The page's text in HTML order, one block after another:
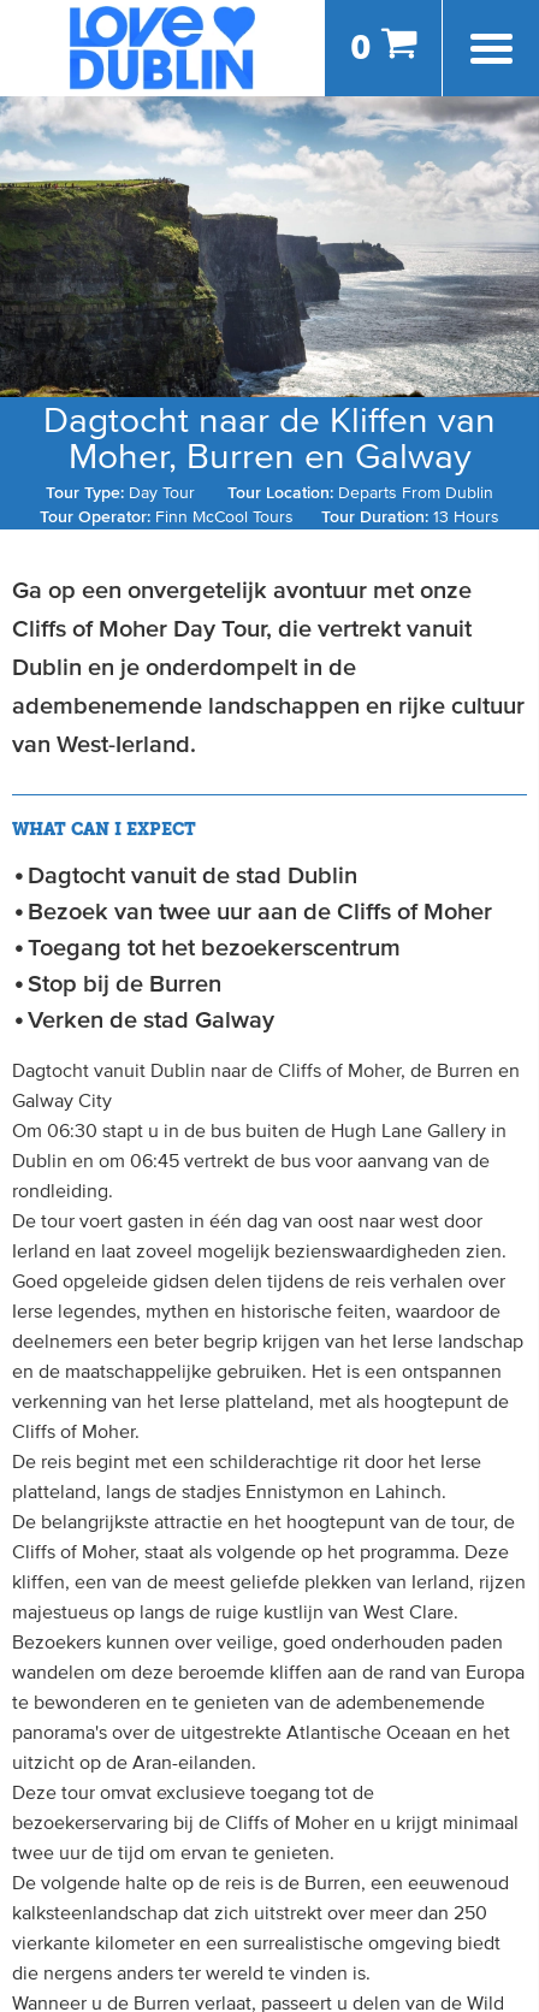
0
Dagtocht naar de Kliffen van
Moher, Burren en Galway
Tour Type: Day Tour Tour Location: Departs From Dublin
Tour Operator: Finn McCool Tours Tour Duration: 13 Hours
Ga op een onvergetelijk avontuur met onze
Cliffs of Moher Day Tour, die vertrekt vanuit
Dublin en je onderdompelt in de
adembenemende landschappen en rijke cultuur
van West-Ierland.
WHAT CAN I EXPECT
Dagtocht vanuit de stad Dublin
Bezoek van twee uur aan de Cliffs of Moher
Toegang tot het bezoekerscentrum
Stop bij de Burren
Verken de stad Galway
Dagtocht vanuit Dublin naar de Cliffs of Moher, de Burren en
Galway City
Om 06:30 stapt u in de bus buiten de Hugh Lane Gallery in
Dublin en om 06:45 vertrekt de bus voor aanvang van de
rondleiding.
De tour voert gasten in één dag van oost naar west door
Ierland en laat zoveel mogelijk bezienswaardigheden zien.
Goed opgeleide gidsen delen tijdens de reis verhalen over
Ierse legendes, mythen en historische feiten, waardoor de
deelnemers een beter begrip krijgen van het Ierse landschap
en de maatschappelijke gebruiken. Het is een ontspannen
verkenning van het Ierse platteland, met als hoogtepunt de
Cliffs of Moher.
De reis begint met een schilderachtige rit door het Ierse
platteland, langs de stadjes Ennistymon en Lahinch.
De belangrijkste attractie en het hoogtepunt van de tour, de
Cliffs of Moher, staat als volgende op het programma. Deze
kliffen, een van de meest geliefde plekken van Ierland, rijzen
majestueus op langs de ruige kustlijn van West Clare.
Bezoekers kunnen over veilige, goed onderhouden paden
wandelen om deze beroemde kliffen aan de rand van Europa
te bewonderen en te genieten van de adembenemende
panorama's over de uitgestrekte Atlantische Oceaan en het
uitzicht op de Aran-eilanden.
Deze tour omvat exclusieve toegang tot de
bezoekerservaring bij de Cliffs of Moher en u krijgt minimaal
twee uur de tijd om ervan te genieten.
De volgende halte op de reis is de Burren, een eeuwenoud
kalksteenlandschap dat zich uitstrekt over meer dan 250
vierkante kilometer en een surrealistische omgeving biedt
die nergens anders ter wereld te vinden is.
Wanneer u de Burren verlaat, passeert u delen van de Wild